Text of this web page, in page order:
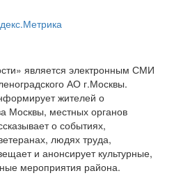
является электронным СМИ
АО г.Москвы.
жителей о
Москвы, местных органов
о событиях,
людях труда,
и анонсирует культурные,
мероприятия района.